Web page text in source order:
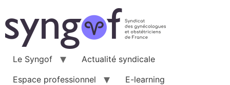
au
contenu
Le Syngof
Actualité syndicale
Espace professionnel
E-learning